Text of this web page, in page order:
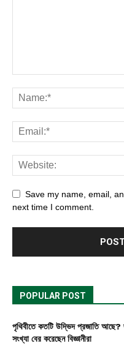
Save my name, email,
next time I comment.
POPULAR POST
পৃথিবীতে কতটি উদ্ভিদ প্রজাতি আছে?
সংখ্যা বের করেছেন বিজ্ঞানীরা